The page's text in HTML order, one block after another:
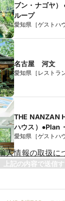
ブン・ナゴヤ
ループ
愛知県［ゲストハ
名古屋 河文
愛知県［レストラ
THE NANZAN
ハウス）●Plan
愛知県［ゲストハ
年
人情報の取扱に
上記の内容で送信